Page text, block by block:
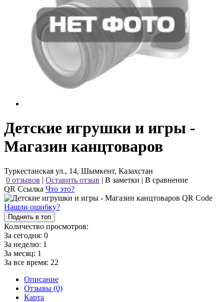
Детские игрушки и игры -
Магазин канцтоваров
Туркестанская ул., 14, Шымкент, Казахстан
0 отзывов | Оставить отзыв | В заметки | В сравнение
QR Ссылка Что это?
Нашли ошибку?
Поднять в топ
Количество просмотров:
За сегодня: 0
За неделю: 1
За месяц: 1
За все время: 22
Описание
Отзывы (0)
Карта